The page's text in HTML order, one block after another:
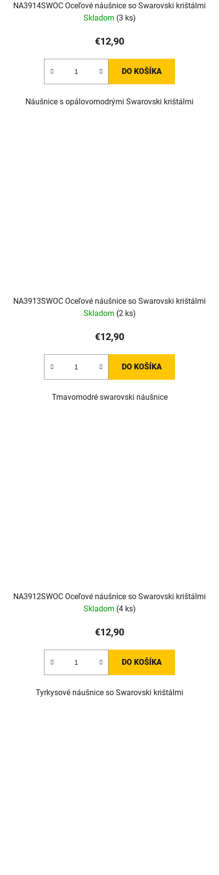
NA3914SWOC Oceľové náušnice so Swarovski krištálmi
Skladom (3 ks)
€12,90
DO KOŠÍKA
Náušnice s opálovomodrými Swarovski krištálmi
NA3913SWOC Oceľové náušnice so Swarovski krištálmi
Skladom (2 ks)
€12,90
DO KOŠÍKA
Tmavomodré swarovski náušnice
NA3912SWOC Oceľové náušnice so Swarovski krištálmi
Skladom (4 ks)
€12,90
DO KOŠÍKA
Tyrkysové náušnice so Swarovski krištálmi